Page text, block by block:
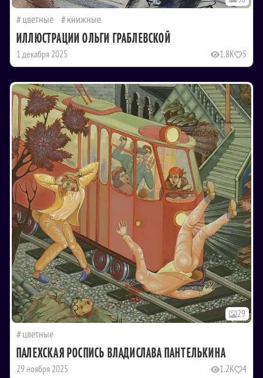
цветные книжные
ИЛЛЮСТРАЦИИ ОЛЬГИ ГРАБЛЕВСКОЙ
1 декабря 2025 1.8K 5
29
цветные
ПАЛЕХСКАЯ РОСПИСЬ ВЛАДИСЛАВА ПАНТЕЛЬКИНА
29 ноября 2025 1.2K 4